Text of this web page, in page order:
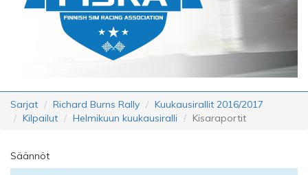
Sarjat Richard Burns Rally
Kuukausirallit 2016/2017
Kilpailut
Helmikuun kuukausiralli Kisaraportit
Säännöt